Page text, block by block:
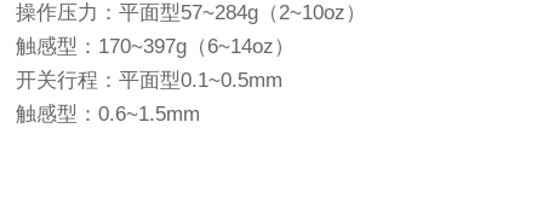
操作压力：平面型57~284g（2~10oz）
触感型：170~397g（6~14oz）
开关行程：平面型0.1~0.5mm
触感型：0.6~1.5mm